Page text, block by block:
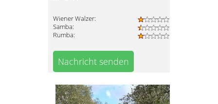
Wiener Walzer:
Samba:
Rumba:
Nachricht senden